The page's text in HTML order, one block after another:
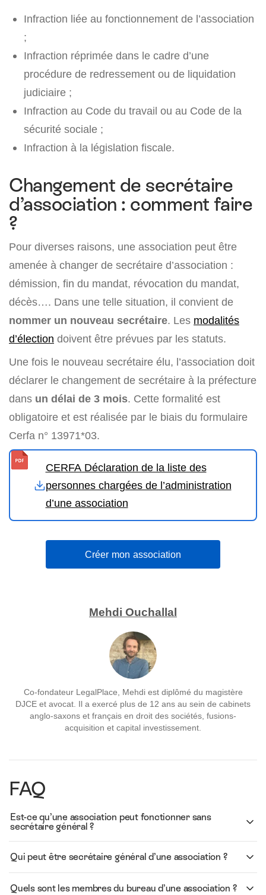
Infraction liée au fonctionnement de l’association
;
Infraction réprimée dans le cadre d’une
procédure de redressement ou de liquidation
judiciaire ;
Infraction au Code du travail ou au Code de la
sécurité sociale ;
Infraction à la législation fiscale.
Changement de secrétaire
d’association : comment faire
?
Pour diverses raisons, une association peut être
amenée à changer de secrétaire d’association :
démission, fin du mandat, révocation du mandat,
décès…. Dans une telle situation, il convient de
nommer un nouveau secrétaire. Les modalités
d’élection doivent être prévues par les statuts.
Une fois le nouveau secrétaire élu, l’association doit
déclarer le changement de secrétaire à la préfecture
dans un délai de 3 mois. Cette formalité est
obligatoire et est réalisée par le biais du formulaire
Cerfa n° 13971*03.
CERFA Déclaration de la liste des
personnes chargées de l’administration
d’une association
Créer mon association
Mehdi Ouchallal
Co-fondateur LegalPlace, Mehdi est diplômé du magistère
DJCE et avocat. Il a exercé plus de 12 ans au sein de cabinets
anglo-saxons et français en droit des sociétés, fusions-
acquisition et capital investissement.
FAQ
Est-ce qu’une association peut fonctionner sans
secrétaire général ?
Qui peut être secrétaire général d’une association ?
Quels sont les membres du bureau d’une association ?